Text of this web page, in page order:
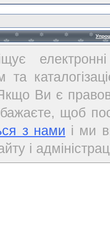
та
Ви є
щоб
з нами і ми
і